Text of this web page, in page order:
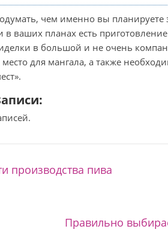
чем именно вы планируете
в ваших планах есть
в большой и не очень
место для мангала, а также
производства пива
Правильно